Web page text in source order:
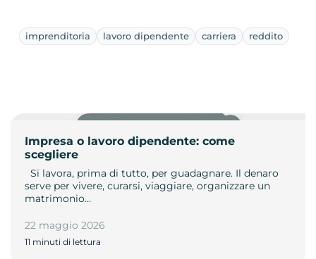
imprenditoria lavoro dipendente carriera reddito
Impresa o lavoro dipendente: come
scegliere
­ ­ Si lavora, prima di tutto, per guadagnare. Il denaro
serve per vivere, curarsi, viaggiare, organizzare un
matrimonio…
22 maggio 2026
11 minuti di lettura